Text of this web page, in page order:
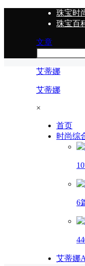
珠宝时
珠宝百
文章
艾蒂娜
艾蒂娜
×
首页
时尚综
6
艾蒂娜